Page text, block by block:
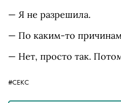
— Я не разрешила.
— По каким-то
— Нет, просто так.
#СЕКС